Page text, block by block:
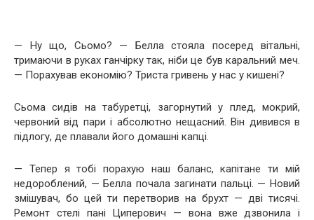
— Ну що, Сьомо? — Белла стояла посеред вітальні,
тримаючи в руках ганчірку так, ніби це був каральний меч.
— Порахував економію? Триста гривень у нас у кишені?
Сьома сидів на табуретці, загорнутий у плед, мокрий,
червоний від пари і абсолютно нещасний. Він дивився в
підлогу, де плавали його домашні капці.
— Тепер я тобі порахую наш баланс, капітане ти мій
недороблений, — Белла почала загинати пальці. — Новий
змішувач, бо цей ти перетворив на брухт — дві тисячі.
Ремонт стелі пані Циперович — вона вже дзвонила і